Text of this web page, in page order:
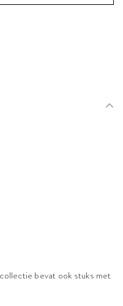
bevat ook stuks met